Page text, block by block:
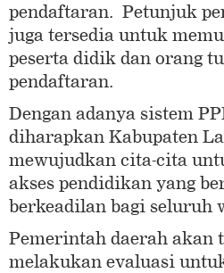
pendaftaran. Petunjuk
juga tersedia untuk
peserta didik dan orang
pendaftaran.
Dengan adanya sistem
diharapkan Kabupaten
mewujudkan cita-cita
akses pendidikan yang
berkeadilan bagi seluruh
Pemerintah daerah akan
melakukan evaluasi